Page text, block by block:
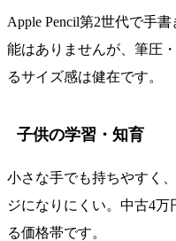
Apple Pencil第2世代で手
能はありませんが、筆圧
るサイズ感は健在です。
子供の学習・知育
小さな手でも持ちやすく
ジになりにくい。中古4
る価格帯です。